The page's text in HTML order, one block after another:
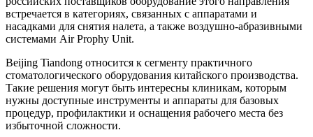
встречается в категориях, связанных с аппаратами и
насадками для снятия налета, а также воздушно-абразивными
системами Air Prophy Unit.
Beijing Tiandong относится к сегменту практичного
стоматологического оборудования китайского производства.
Такие решения могут быть интересны клиникам, которым
нужны доступные инструменты и аппараты для базовых
процедур, профилактики и оснащения рабочего места без
избыточной сложности.